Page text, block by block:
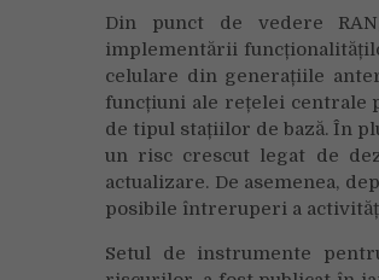
Din punct de vedere
implementării
celulare din generațiile
funcțiuni ale rețelei centrale
de tipul stațiilor de bază. În
un risc crescut legat de
actualizare. De asemenea,
posibile întreruperi a
Setul de instrumente